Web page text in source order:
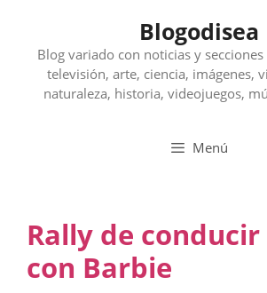
contenido
Blogodisea
Blog variado con noticias y
televisión, arte, ciencia, imágenes,
naturaleza, historia, videojuegos,
Menú
Rally de
con Barbie